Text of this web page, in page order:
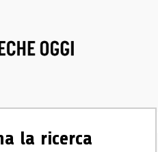
la ricerca